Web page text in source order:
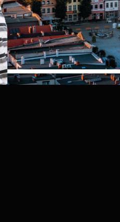
POPRZEDNI
przez Ciebie działania w celu
prywatności, logowania czy
cookies strona, z której korzystasz,
internetowej zapamiętanie
WYBRANE